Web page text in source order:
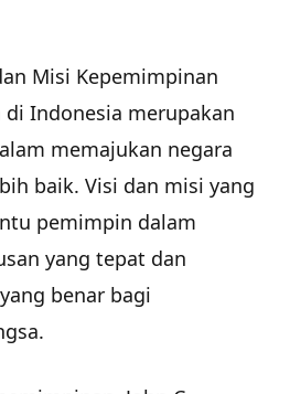
Misi Kepemimpinan
Indonesia merupakan
memajukan negara
baik. Visi dan misi yang
pemimpin dalam
yang tepat dan
benar bagi